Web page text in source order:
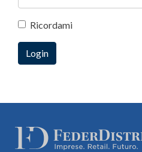
Ricordami